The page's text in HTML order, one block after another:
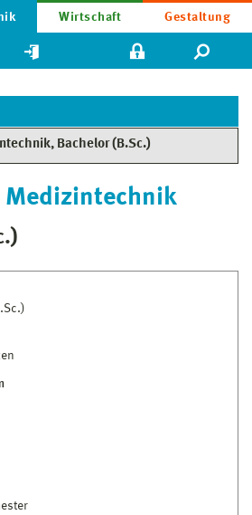
Wirtschaft Gestaltung
Bachelor (B.Sc.)
Medizintechnik